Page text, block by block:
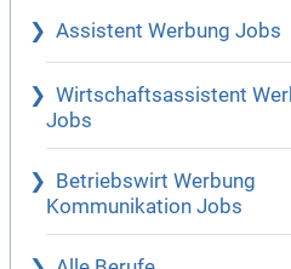
Assistent Werbung Jobs
Wirtschaftsassistent
Jobs
Betriebswirt Werbung
Kommunikation Jobs